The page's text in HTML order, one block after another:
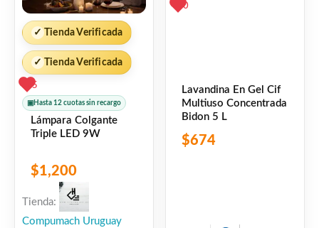
✓ Tienda Verificada
✓ Tienda Verificada
5
▣ Hasta 12 cuotas sin recargo
Lámpara Colgante
Triple LED 9W
$1,200
Tienda:
Compumach Uruguay
0
Lavandina En Gel Cif
Multiuso Concentrada
Bidon 5 L
$674